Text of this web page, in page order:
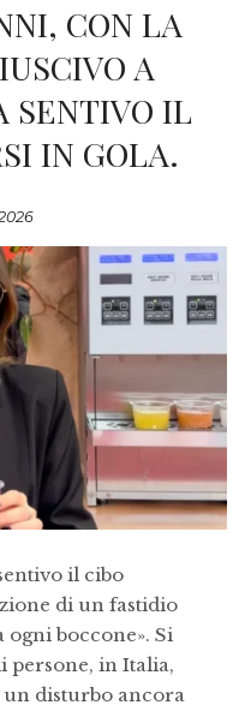
CON LA
A
SENTIVO IL
IN GOLA.
il cibo
di un fastidio
ogni boccone». Si
persone, in Italia,
un disturbo ancora